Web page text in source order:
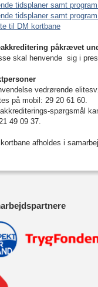
tidsplaner samt
tidsplaner samt
til DM kortbane
påkrævet
skal henvende sig i
vedrørende
på mobil: 29 20 61 60.
spørgsmål
49 09 37.
kortbane afholdes i